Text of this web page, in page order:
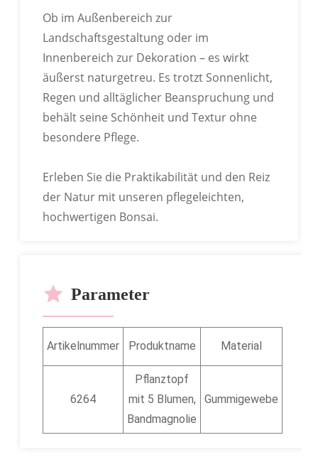
Ob im Außenbereich zur
Landschaftsgestaltung oder im
Innenbereich zur Dekoration – es wirkt
äußerst naturgetreu. Es trotzt Sonnenlicht,
Regen und alltäglicher Beanspruchung und
behält seine Schönheit und Textur ohne
besondere Pflege.
Erleben Sie die Praktikabilität und den Reiz
der Natur mit unseren pflegeleichten,
hochwertigen Bonsai.
Parameter
Artikelnummer Produktname Material
6264
Pflanztopf
mit 5 Blumen,
Bandmagnolie
Gummigewebe